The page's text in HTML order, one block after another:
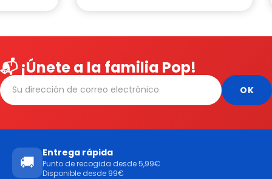
📬 ¡Únete a la familia Pop!
🚚
Entrega rápida
Punto de recogida desde 5,99€
Disponible desde 99€